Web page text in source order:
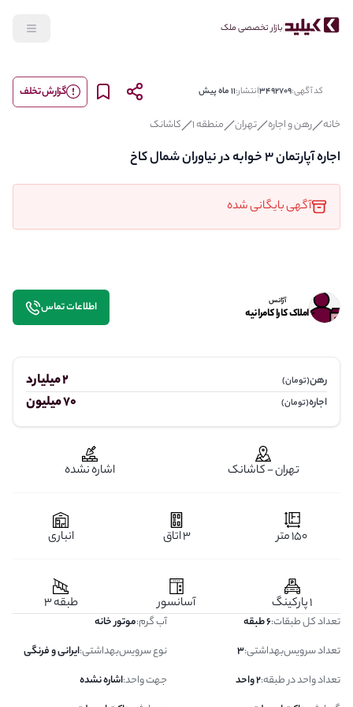
بازار تخصصی ملک
خانه رهن و اجاره تهران منطقه 1 کاشانک
کد آگهی:3492709انتشار:11 ماه پیش
آگهی بایگانی شده
اجاره آپارتمان 3 خوابه در نیاوران شمال کاخ
گزارش تخلف
رهن(تومان) 2 میلیارد
اجاره(تومان) 70 میلیون
آژانس
املاک کارا کامرانیه اطلاعات تماس
تهران - کاشانک اشاره نشده
150 متر 3 اتاق انباری
1 پارکینگ آسانسور طبقه 3
تعداد کل طبقات:6 طبقه آب گرم:موتور خانه
تعداد سرویس‌بهداشتی:
3 نوع سرویس‌بهداشتی:ایرانی و فرنگی
تعداد واحد در طبقه:2 واحد جهت واحد:اشاره نشده